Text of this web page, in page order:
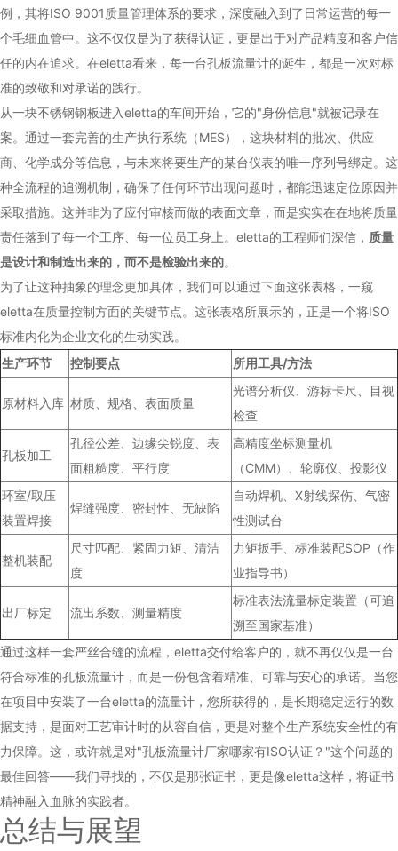
例，其将ISO 9001质量管理体系的要求，深度融入到了日常运营的每一
个毛细血管中。这不仅仅是为了获得认证，更是出于对产品精度和客户信
任的内在追求。在eletta看来，每一台孔板流量计的诞生，都是一次对标
准的致敬和对承诺的践行。
从一块不锈钢钢板进入eletta的车间开始，它的"身份信息"就被记录在
案。通过一套完善的生产执行系统（MES），这块材料的批次、供应
商、化学成分等信息，与未来将要生产的某台仪表的唯一序列号绑定。这
种全流程的追溯机制，确保了任何环节出现问题时，都能迅速定位原因并
采取措施。这并非为了应付审核而做的表面文章，而是实实在在地将质量
责任落到了每一个工序、每一位员工身上。eletta的工程师们深信， 质量
是设计和制造出来的，而不是检验出来的。
为了让这种抽象的理念更加具体，我们可以通过下面这张表格，一窥
eletta在质量控制方面的关键节点。这张表格所展示的，正是一个将ISO
标准内化为企业文化的生动实践。
生产环节
控制要点 所用工具/方法
原材料入库 材质、规格、表面质量
光谱分析仪、游标卡尺、目视
检查
孔板加工
孔径公差、边缘尖锐度、表
面粗糙度、平行度
高精度坐标测量机
（CMM）、轮廓仪、投影仪
环室/取压
装置焊接
焊缝强度、密封性、无缺陷
自动焊机、X射线探伤、气密
性测试台
整机装配
尺寸匹配、紧固力矩、清洁
度
力矩扳手、标准装配SOP（作
业指导书）
出厂标定 流出系数、测量精度
标准表法流量标定装置（可追
溯至国家基准）
通过这样一套严丝合缝的流程，eletta交付给客户的，就不再仅仅是一台
符合标准的孔板流量计，而是一份包含着精准、可靠与安心的承诺。当您
在项目中安装了一台eletta的流量计，您所获得的，是长期稳定运行的数
据支持，是面对工艺审计时的从容自信，更是对整个生产系统安全性的有
力保障。这，或许就是对"孔板流量计厂家哪家有ISO认证？"这个问题的
最佳回答——我们寻找的，不仅是那张证书，更是像eletta这样，将证书
精神融入血脉的实践者。
总结与展望